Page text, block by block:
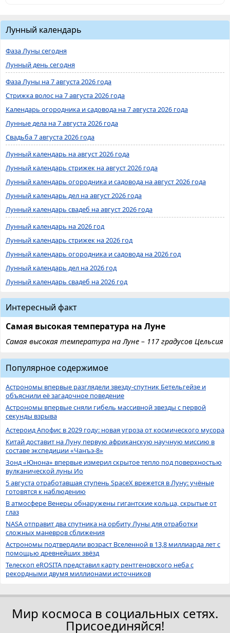
Лунный календарь
Фаза Луны сегодня
Лунный день сегодня
Фаза Луны на 7 августа 2026 года
Стрижка волос на 7 августа 2026 года
Календарь огородника и садовода на 7 августа 2026 года
Лунные дела на 7 августа 2026 года
Свадьба 7 августа 2026 года
Лунный календарь на август 2026 года
Лунный календарь стрижек на август 2026 года
Лунный календарь огородника и садовода на август 2026 года
Лунный календарь дел на август 2026 года
Лунный календарь свадеб на август 2026 года
Лунный календарь на 2026 год
Лунный календарь стрижек на 2026 год
Лунный календарь огородника и садовода на 2026 год
Лунный календарь дел на 2026 год
Лунный календарь свадеб на 2026 год
Интересный факт
Самая высокая температура на Луне
Самая высокая температура на Луне – 117 градусов Цельсия
Популярное содержимое
Астрономы впервые разглядели звезду-спутник Бетельгейзе и
объяснили её загадочное поведение
Астрономы впервые сняли гибель массивной звезды с первой
секунды взрыва
Астероид Апофис в 2029 году: новая угроза от космического мусора
Китай доставит на Луну первую африканскую научную миссию в
составе экспедиции «Чанъэ-8»
Зонд «Юнона» впервые измерил скрытое тепло под поверхностью
вулканической луны Ио
5 августа отработавшая ступень SpaceX врежется в Луну: учёные
готовятся к наблюдению
В атмосфере Венеры обнаружены гигантские кольца, скрытые от
глаз
NASA отправит два спутника на орбиту Луны для отработки
сложных маневров сближения
Астрономы подтвердили возраст Вселенной в 13,8 миллиарда лет с
помощью древнейших звёзд
Телескоп eROSITA представил карту рентгеновского неба с
рекордными двумя миллионами источников
Мир космоса в социальных сетях.
Присоединяйся!